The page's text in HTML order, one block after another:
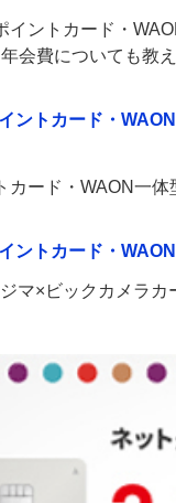
ントカード・
会費についても教え
ントカード・
ード・WAON一
ントカード・
マ×ビックカメラ